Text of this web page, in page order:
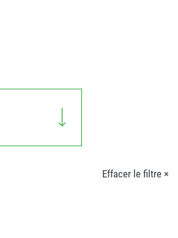
Effacer le filtre ×